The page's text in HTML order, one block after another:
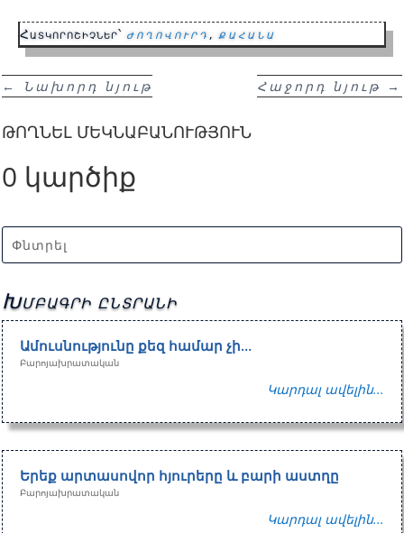
Հատկորոշիչներ՝ ժողովուրդ , քահանա
← Նախորդ նյութ Հաջորդ նյութ →
ԹՈՂՆԵԼ ՄԵԿՆԱԲԱՆՈՒԹՅՈՒՆ
0 կարծիք
Խմբագրի ընտրանի
Ամուսնությունը քեզ համար չի…
Բարոյախրատական
Կարդալ ավելին...
Երեք արտասովոր հյուրերը և բարի աստղը
Բարոյախրատական
Կարդալ ավելին...